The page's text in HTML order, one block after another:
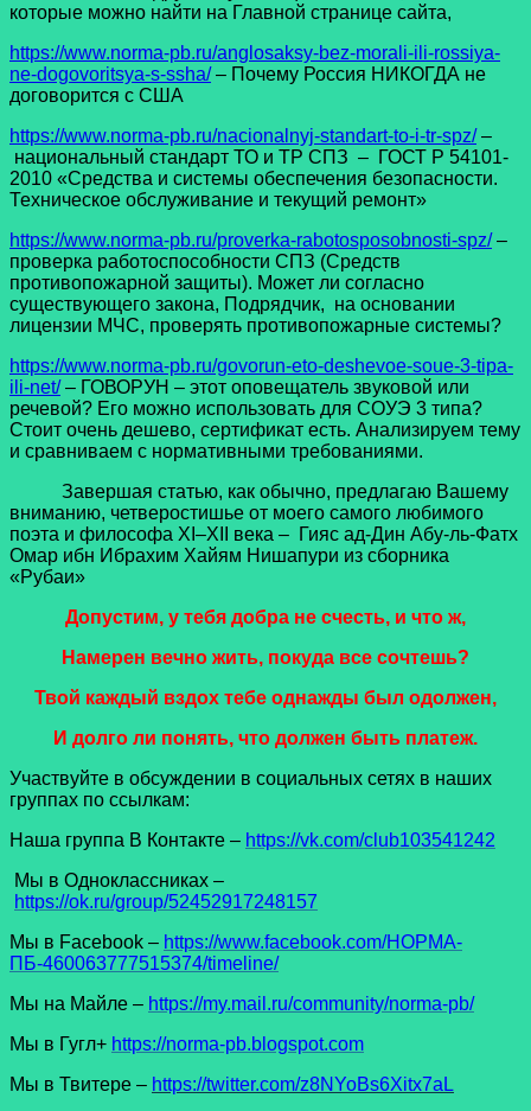
которые можно найти на Главной странице сайта,
https://www.norma-pb.ru/anglosaksy-bez-morali-ili-rossiya-
ne-dogovoritsya-s-ssha/– Почему Россия НИКОГДА не
договорится с США
https://www.norma-pb.ru/nacionalnyj-standart-to-i-tr-spz/–
национальный стандарт ТО и ТР СПЗ – ГОСТ Р 54101-
2010 «Средства и системы обеспечения безопасности.
Техническое обслуживание и текущий ремонт»
https://www.norma-pb.ru/proverka-rabotosposobnosti-spz/–
проверка работоспособности СПЗ (Средств
противопожарной защиты). Может ли согласно
существующего закона, Подрядчик, на основании
лицензии МЧС, проверять противопожарные системы?
https://www.norma-pb.ru/govorun-eto-deshevoe-soue-3-tipa-
ili-net/– ГОВОРУН – этот оповещатель звуковой или
речевой? Его можно использовать для СОУЭ 3 типа?
Стоит очень дешево, сертификат есть. Анализируем тему
и сравниваем с нормативными требованиями.
Завершая статью, как обычно, предлагаю Вашему
вниманию, четверостишье от моего самого любимого
поэта и философа XI–XII века – Гияс ад-Дин Абу-ль-Фатх
Омар ибн Ибрахим Хайям Нишапури из сборника
«Рубаи»
Допустим, у тебя добра не счесть, и что ж,
Намерен вечно жить, покуда все сочтешь?
Твой каждый вздох тебе однажды был одолжен,
И долго ли понять, что должен быть платеж.
Участвуйте в обсуждении в социальных сетях в наших
группах по ссылкам:
Наша группа В Контакте – https://vk.com/club103541242
Мы в Одноклассниках –
https://ok.ru/group/52452917248157
Мы в Facеbook – https://www.facebook.com/НОРМА-
ПБ-460063777515374/timeline/
Мы на Майле – https://my.mail.ru/community/norma-pb/
Мы в Гугл+ https://norma-pb.blogspot.com
Мы в Твитере – https://twitter.com/z8NYoBs6Xitx7aL